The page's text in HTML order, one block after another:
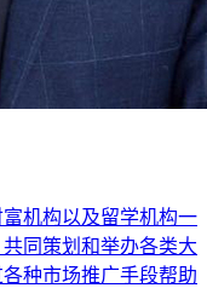
机构以及留学机构一
同策划和举办各类大
种市场推广手段帮助